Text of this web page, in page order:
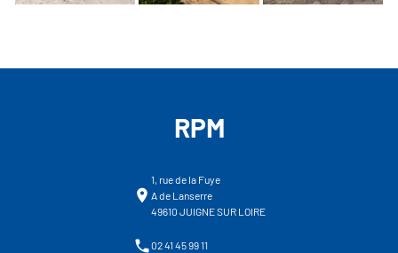
RPM
1, rue de la Fuye
A de Lanserre
49610 JUIGNE SUR LOIRE
02 41 45 99 11